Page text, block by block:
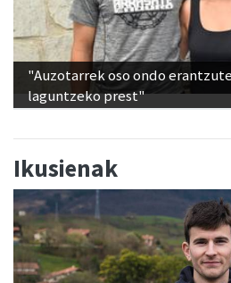
"Auzotarrek oso ondo
laguntzeko prest"
Ikusienak